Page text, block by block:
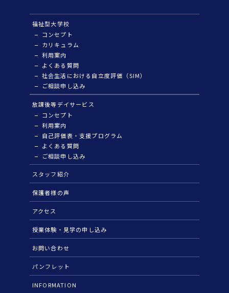
福祉型大学校
コンセプト
カリキュラム
利用案内
よくある質問
社会生活における自立度評価（SIM）
ご相談申し込み
放課後等デイサービス
コンセプト
利用案内
自己評価表・支援プログラム
よくある質問
ご相談申し込み
スタッフ紹介
保護者様の声
アクセス
授業体験・見学の申し込み
お問い合わせ
パンフレット
INFORMATION